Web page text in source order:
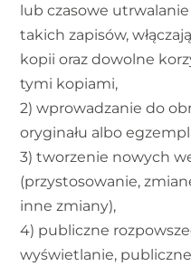
lub czasowe
takich zapisów,
kopii oraz dowolne
tymi kopiami,
2) wprowadzanie do
oryginału albo
3) tworzenie nowych
(przystosowanie,
inne zmiany),
4) publiczne
wyświetlanie,